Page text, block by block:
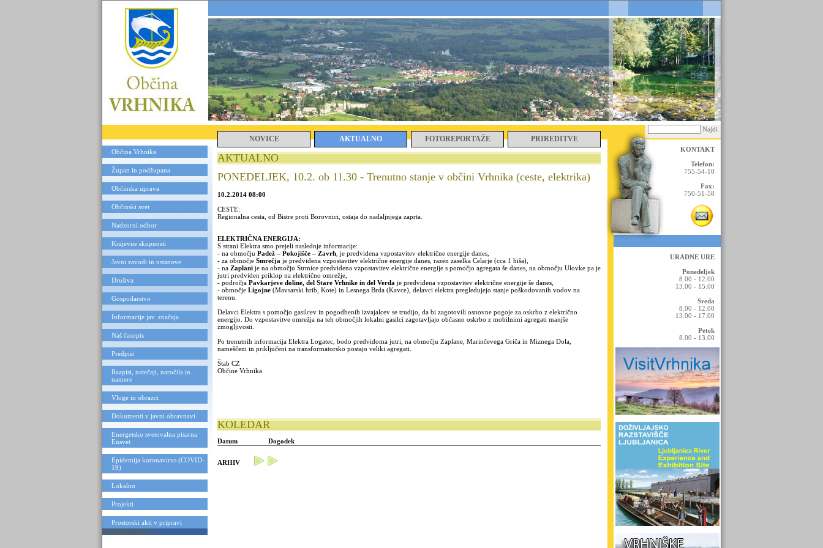
Najdi
NOVICE AKTUALNO FOTOREPORTAŽE PRIREDITVE
Občina Vrhnika
Župan in podžupana
Občinska uprava
Občinski svet
Nadzorni odbor
Krajevne skupnosti
Javni zavodi in ustanove
Društva
Gospodarstvo
Informacije jav. značaja
Naš časopis
Predpisi
Razpisi, natečaji, naročila in
namere
Vloge in obrazci
Dokumenti v javni obravnavi
Energetsko svetovalna pisarna
Ensvet
Epidemija koronavirus (COVID-
19)
Lokalno
Projekti
Prostorski akti v pripravi
AKTUALNO
PONEDELJEK, 10.2. ob 11.30 - Trenutno stanje v občini Vrhnika (ceste, elektrika)
10.2.2014 08:00
CESTE:
Regionalna cesta, od Bistre proti Borovnici, ostaja do nadaljnjega zaprta.
ELEKTRIČNA ENERGIJA:
S strani Elektra smo prejeli naslednje informacije:
- na območju Padež – Pokojišče – Zavrh , je predvidena vzpostavitev električne energije danes,
- za območje Smrečja je predvidena vzpostavitev električne energije danes, razen zaselka Celarje (cca 1 hiša),
- na Zaplani je na območju Strmice predvidena vzpostavitev električne energije s pomočjo agregata še danes, na območju Ulovke pa je
jutri predviden priklop na električno omrežje,
- področja Pavkarjeve doline, del Stare Vrhnike in del Verda je predvidena vzpostavitev električne energije še danes,
- območje Ligojne (Mavsarski hrib, Kote) in Lesnega Brda (Kavce), delavci elektra pregledujejo stanje poškodovanih vodov na
terenu.
Delavci Elektra s pomočjo gasilcev in pogodbenih izvajalcev se trudijo, da bi zagotovili osnovne pogoje za oskrbo z električno
energijo. Do vzpostavitve omrežja na teh območjih lokalni gasilci zagotavljajo občasno oskrbo z mobilnimi agregati manjše
zmogljivosti.
Po trenutnih informacija Elektra Logatec, bodo predvidoma jutri, na območju Zaplane, Marinčevega Griča in Miznega Dola,
nameščeni in priključeni na transformatorsko postajo veliki agregati.
Štab CZ
Občine Vrhnika
KOLEDAR
Datum Dogodek
ARHIV
KONTAKT
Telefon:
755-54-10
Fax:
750-51-58
URADNE URE
Ponedeljek
8.00 - 12.00
13.00 - 15.00
Sreda
8.00 - 12.00
13.00 - 17.00
Petek
8.00 - 13.00